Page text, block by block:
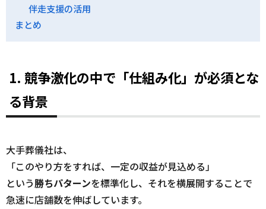
伴走支援の活用
まとめ
1. 競争激化の中で「仕組み化」が必須とな
る背景
大手葬儀社は、
「このやり方をすれば、一定の収益が見込める」
という勝ちパターンを標準化し、それを横展開することで
急速に店舗数を伸ばしています。